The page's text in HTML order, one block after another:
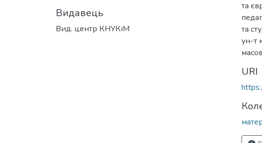
Видавець
Вид. центр КНУКіМ
та
та
ун-т
URI